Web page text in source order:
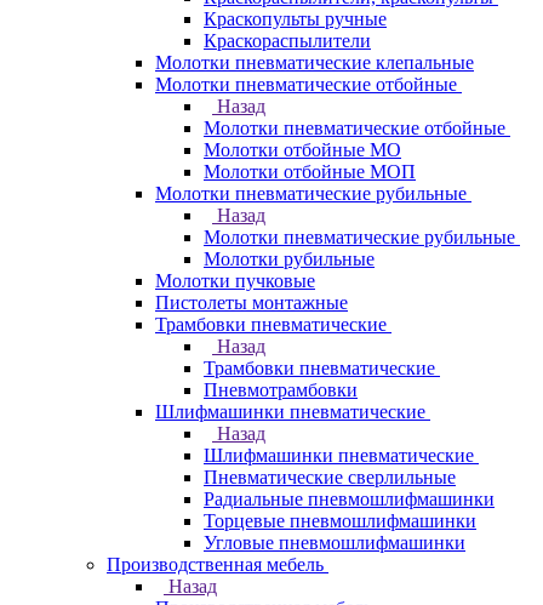
Краскопульты ручные
Краскораспылители
Молотки пневматические клепальные
Молотки пневматические отбойные
Назад
Молотки пневматические отбойные
Молотки отбойные МО
Молотки отбойные МОП
Молотки пневматические рубильные
Назад
Молотки пневматические рубильные
Молотки рубильные
Молотки пучковые
Пистолеты монтажные
Трамбовки пневматические
Назад
Трамбовки пневматические
Пневмотрамбовки
Шлифмашинки пневматические
Назад
Шлифмашинки пневматические
Пневматические сверлильные
Радиальные пневмошлифмашинки
Торцевые пневмошлифмашинки
Угловые пневмошлифмашинки
Производственная мебель
Назад